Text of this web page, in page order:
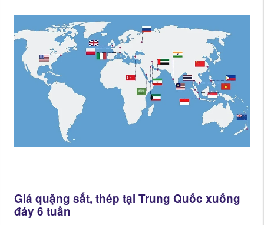
Giá quặng sắt, thép tại Trung Quốc xuống
đáy 6 tuần